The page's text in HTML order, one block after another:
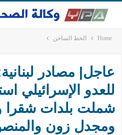
Home الخط الساخن
عاجل| مصادر
للعدو الإسرائيلي
شملت بلدات شقرا
ومجدل زون